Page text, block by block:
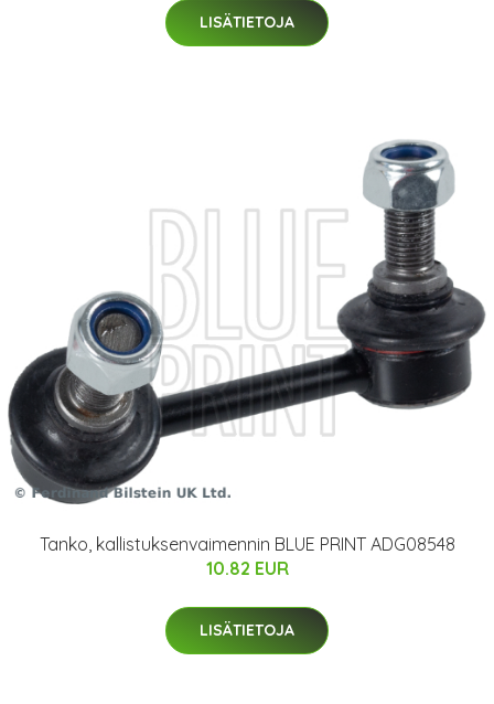
LISÄTIETOJA
Tanko, kallistuksenvaimennin BLUE PRINT ADG08548
10.82 EUR
LISÄTIETOJA